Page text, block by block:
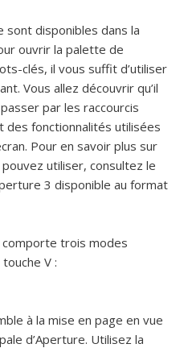
sont disponibles dans la
ouvrir la palette de
clés, il vous suffit d’utiliser
Vous allez découvrir qu’il
par les raccourcis
des fonctionnalités utilisées
Pour en savoir plus sur
utiliser, consultez le
3 disponible au format
comporte trois modes
V :
à la mise en page en vue
d’Aperture. Utilisez la